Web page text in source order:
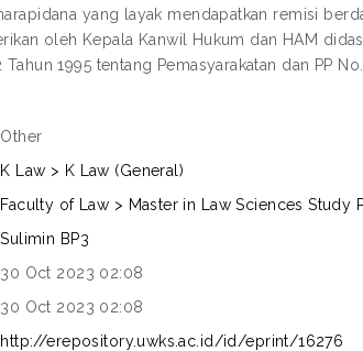
yang layak mendapatkan remisi
oleh Kepala Kanwil Hukum dan HAM
1995 tentang Pemasyarakatan dan PP
Other
K Law > K Law (General)
Faculty of Law > Master in Law Sciences Study
Sulimin BP3
30 Oct 2023 02:08
30 Oct 2023 02:08
http://erepository.uwks.ac.id/id/eprint/16276